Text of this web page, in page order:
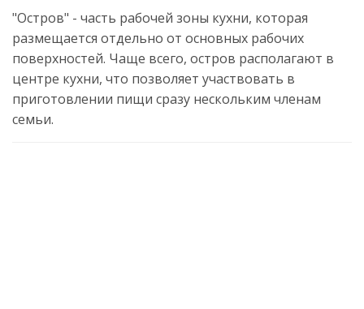
"Остров" - часть рабочей зоны кухни, которая
размещается отдельно от основных рабочих
поверхностей. Чаще всего, остров располагают в
центре кухни, что позволяет участвовать в
приготовлении пищи сразу нескольким членам
семьи.